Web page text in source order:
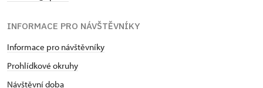
INFORMACE PRO NÁVŠTĚVNÍKY
Informace pro návštěvníky
Prohlídkové okruhy
Návštěvní doba